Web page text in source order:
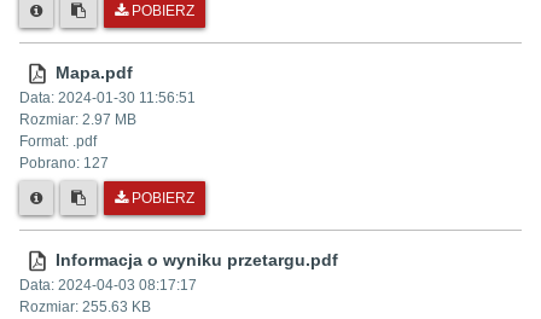
POBIERZ
Mapa.pdf
Data: 2024-01-30 11:56:51
Rozmiar: 2.97 MB
Format: .pdf
Pobrano: 127
POBIERZ
Informacja o wyniku przetargu.pdf
Data: 2024-04-03 08:17:17
Rozmiar: 255.63 KB